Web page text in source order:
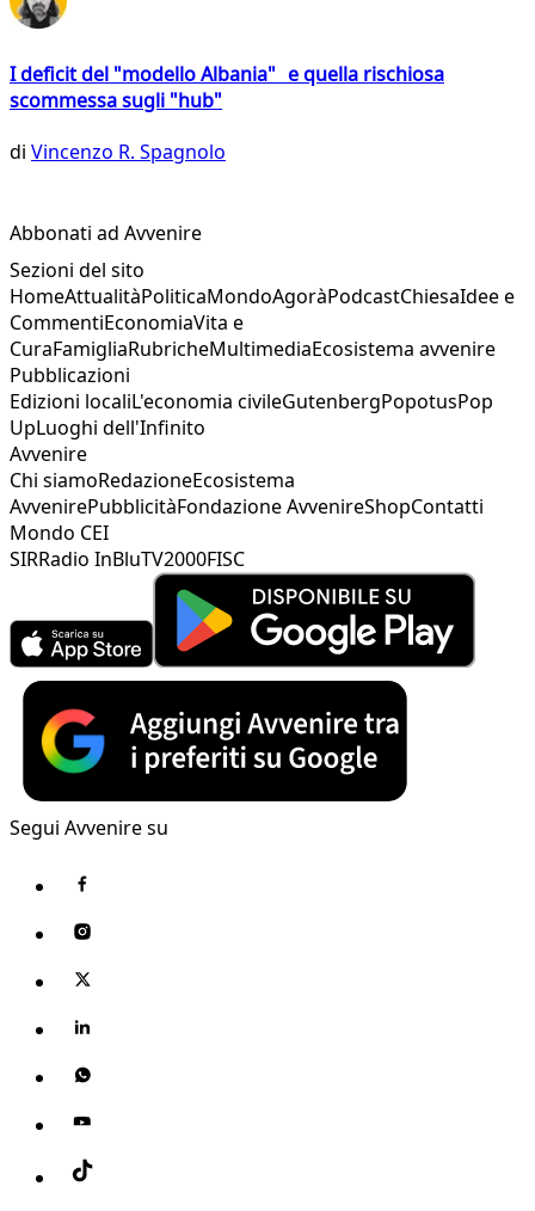
I deficit del "modello Albania" e quella rischiosa
scommessa sugli "hub"
di Vincenzo R. Spagnolo
Abbonati ad Avvenire
Sezioni del sito
HomeAttualitàPoliticaMondoAgoràPodcastChiesaIdee e
CommentiEconomiaVita e
CuraFamigliaRubricheMultimediaEcosistema avvenire
Pubblicazioni
Edizioni localiL'economia civileGutenbergPopotusPop
UpLuoghi dell'Infinito
Avvenire
Chi siamoRedazioneEcosistema
AvvenirePubblicitàFondazione AvvenireShopContatti
Mondo CEI
SIRRadio InBluTV2000FISC
Segui Avvenire su